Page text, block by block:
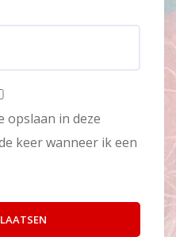
opslaan in deze
keer wanneer ik een